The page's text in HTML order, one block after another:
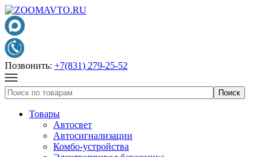
Позвонить: +7(831) 279-25-52
Товары
Автосвет
Автосигнализации
Комбо-устройства